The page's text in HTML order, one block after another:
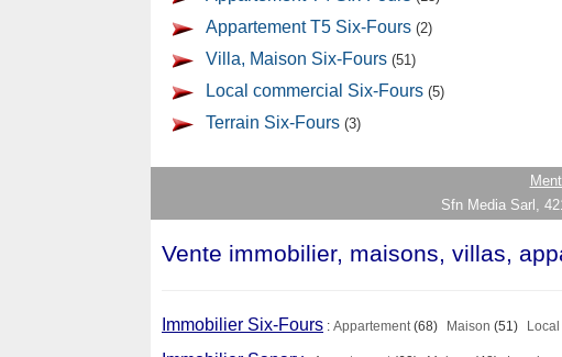
Appartement T5 Six-Fours (2)
Villa, Maison Six-Fours (51)
Local commercial Six-Fours (5)
Terrain Six-Fours (3)
Sfn Media Sarl,
Vente immobilier, maisons, villas,
Immobilier Six-Fours : Appartement(68) Maison (51)